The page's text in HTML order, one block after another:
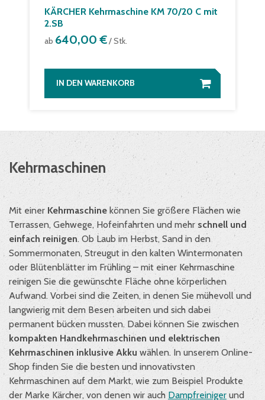
KÄRCHER Kehrmaschine KM 70/20 C mit
2.SB
ab 640,00 €/ Stk.
IN DEN WARENKORB
Kehrmaschinen
Mit einer Kehrmaschine können Sie größere Flächen wie
Terrassen, Gehwege, Hofeinfahrten und mehrschnell und
einfach reinigen. Ob Laub im Herbst, Sand in den
Sommermonaten, Streugut in den kalten Wintermonaten
oder Blütenblätter im Frühling – mit einer Kehrmaschine
reinigen Sie die gewünschte Fläche ohne körperlichen
Aufwand. Vorbei sind die Zeiten, in denen Sie mühevoll und
langwierig mit dem Besen arbeiten und sich dabei
permanent bücken mussten. Dabei können Sie zwischen
kompakten Handkehrmaschinen und elektrischen
Kehrmaschinen inklusive Akku wählen. In unserem Online-
Shop finden Sie die besten und innovativsten
Kehrmaschinen auf dem Markt, wie zum Beispiel Produkte
der Marke Kärcher, von denen wir auch Dampfreiniger und